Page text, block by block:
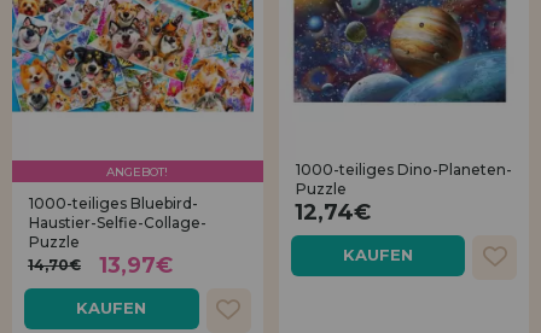
ANGEBOT!
1000-teiliges Bluebird-
Haustier-Selfie-Collage-
Puzzle
14,70€
13,97€
KAUFEN
1000-teiliges Dino-Planeten-
Puzzle
12,74€
KAUFEN